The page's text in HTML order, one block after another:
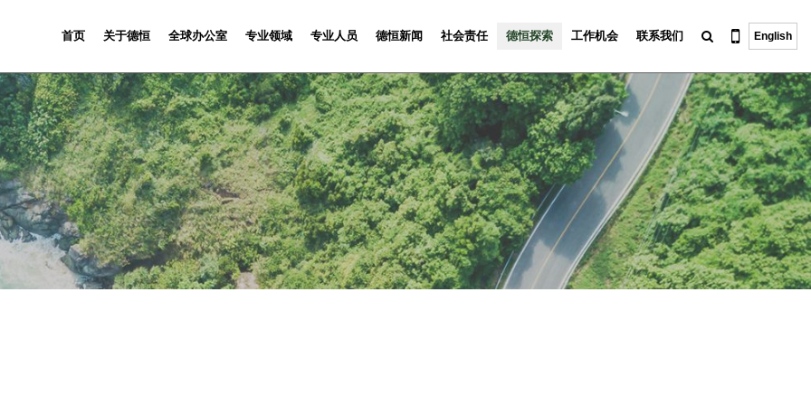
首页 关于德恒 全球办公室 专业领域 专业人员 德恒新闻 社会责任 德恒探索 工作机会 联系我们 English